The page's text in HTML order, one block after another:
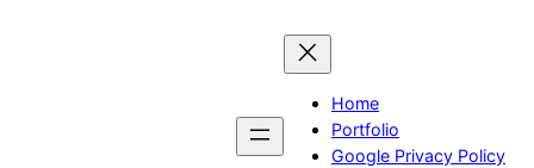
Home
Portfolio
Google Privacy Policy